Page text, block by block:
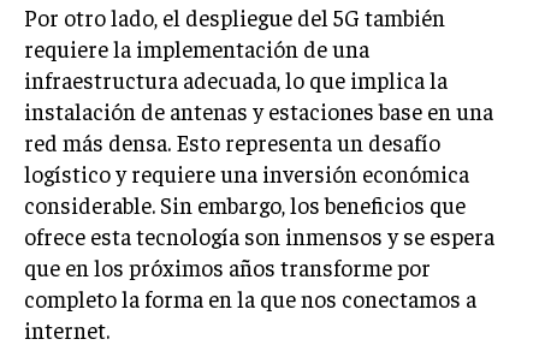
Por otro lado, el despliegue del 5G también
requiere la implementación de una
infraestructura adecuada, lo que implica la
instalación de antenas y estaciones base en una
red más densa. Esto representa un desafío
logístico y requiere una inversión económica
considerable. Sin embargo, los beneficios que
ofrece esta tecnología son inmensos y se espera
que en los próximos años transforme por
completo la forma en la que nos conectamos a
internet.